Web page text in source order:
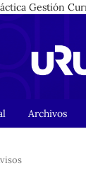
Gestión
Archivos